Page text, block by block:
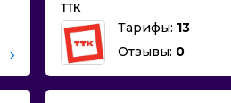
ТТК
Тарифы: 13
Отзывы: 0